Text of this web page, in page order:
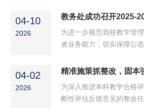
服务考生8881人次，其中
04-10
2026
为进一步规范我校教学管
者业务能力，切实保障公
午，教务处在J1-102会议
的教务老师分别参会，...
04-02
2026
为深入推进本科教学合格
断性评估反馈意见的整改